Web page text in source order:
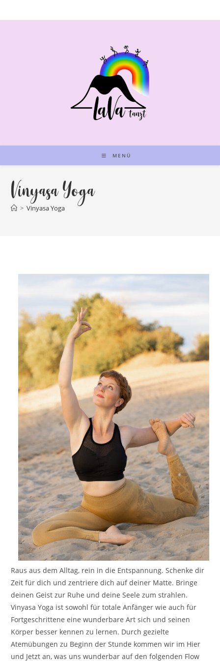
Inhalt
MENÜ
Vinyasa Yoga
> Vinyasa Yoga
Raus aus dem Alltag, rein in die Entspannung. Schenke dir
Zeit für dich und zentriere dich auf deiner Matte. Bringe
deinen Geist zur Ruhe und deine Seele zum strahlen.
Vinyasa Yoga ist sowohl für totale Anfänger wie auch für
Fortgeschrittene eine wunderbare Art sich und seinen
Körper besser kennen zu lernen. Durch gezielte
Atemübungen zu Beginn der Stunde kommen wir im Hier
und Jetzt an, was uns wunderbar auf den folgenden Flow